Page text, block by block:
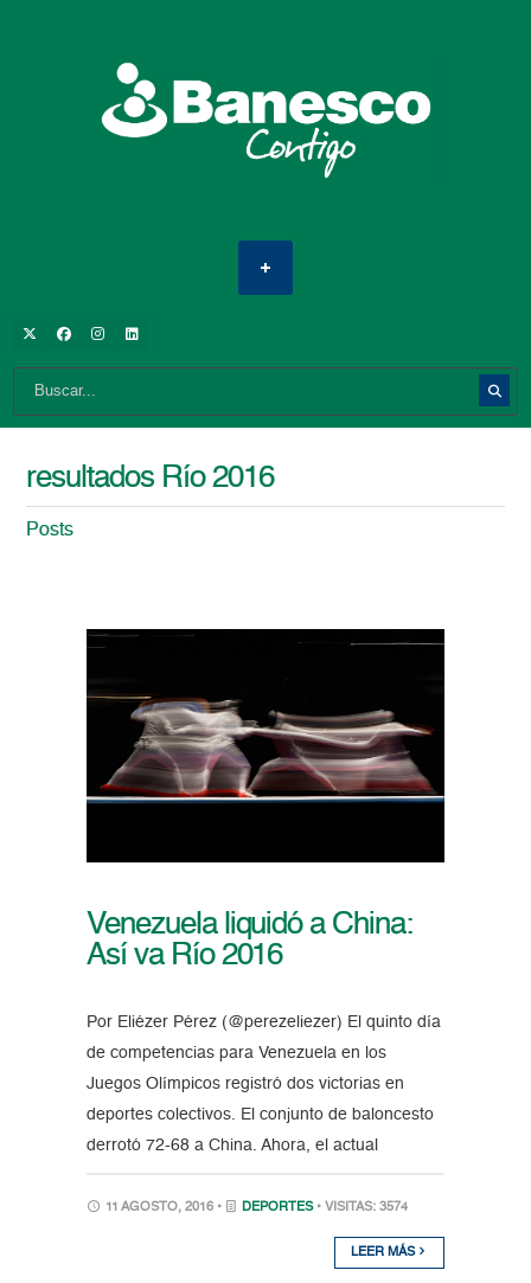
resultados Río 2016
Posts
Venezuela liquidó a China:
Así va Río 2016
Por Eliézer Pérez (@perezeliezer) El quinto día
de competencias para Venezuela en los
Juegos Olímpicos registró dos victorias en
deportes colectivos. El conjunto de baloncesto
derrotó 72-68 a China. Ahora, el actual
11 AGOSTO, 2016 • DEPORTES • VISITAS: 3574
LEER MÁS